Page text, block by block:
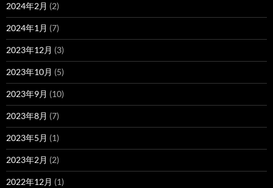
2024年2月 (2)
2024年1月 (7)
2023年12月 (3)
2023年10月 (5)
2023年9月 (10)
2023年8月 (7)
2023年5月 (1)
2023年2月 (2)
2022年12月 (1)